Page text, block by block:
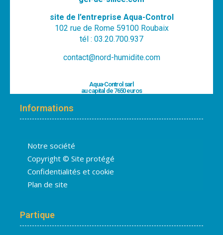
site de l’entreprise Aqua-Control
102 rue de Rome 59100 Roubaix
tél : 03.20.700.937
contact@nord-humidite.com
Aqua-Control sarl
au capital de 7650 euros
Informations
Notre société
Copyright © Site protégé
Confidentialités et cookie
Plan de site
Partique